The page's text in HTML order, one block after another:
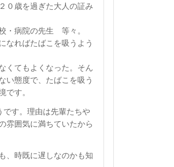
０歳を過ぎた大人の証み
・病院の先生 等々。
なればたばこを吸うよう
くてもよくなった。そん
い態度で、たばこを吸う
です。
です。理由は先輩たちや
雰囲気に満ちていたから
、時既に遅しなのかも知